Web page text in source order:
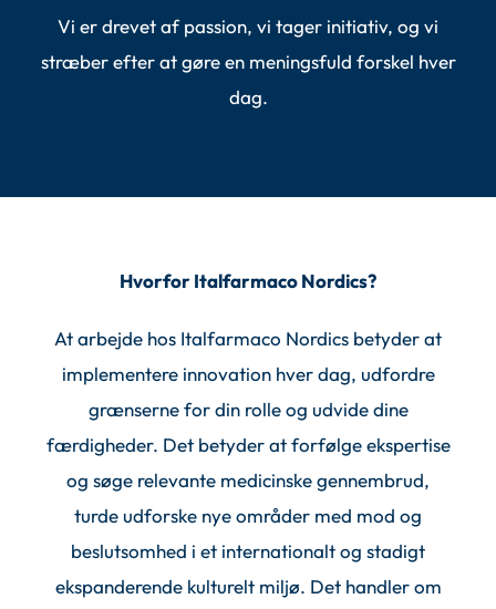
Vi er drevet af passion, vi tager initiativ, og vi
stræber efter at gøre en meningsfuld forskel hver
dag.
Hvorfor Italfarmaco Nordics?
At arbejde hos Italfarmaco Nordics betyder at
implementere innovation hver dag, udfordre
grænserne for din rolle og udvide dine
færdigheder. Det betyder at forfølge ekspertise
og søge relevante medicinske gennembrud,
turde udforske nye områder med mod og
beslutsomhed i et internationalt og stadigt
ekspanderende kulturelt miljø. Det handler om